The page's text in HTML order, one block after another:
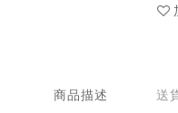
商品描述 送